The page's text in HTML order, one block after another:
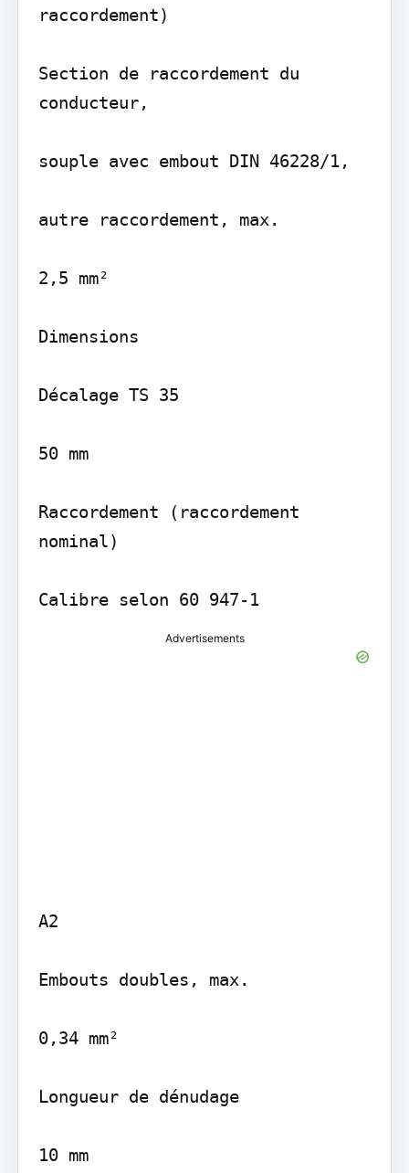
raccordement)
Section de raccordement du
conducteur,
souple avec embout DIN 46228/1,
autre raccordement, max.
2,5 mm²
Dimensions
Décalage TS 35
50 mm
Raccordement (raccordement
nominal)
Calibre selon 60 947-1
Advertisements
A2
Embouts doubles, max.
0,34 mm²
Longueur de dénudage
10 mm